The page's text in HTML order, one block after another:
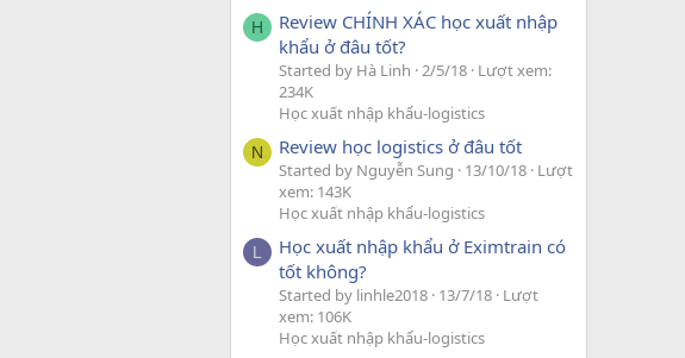
H
Review CHÍNH XÁC học xuất nhập
khẩu ở đâu tốt?
Started by Hà Linh 2/5/18 Lượt xem:
234K
Học xuất nhập khẩu-logistics
N Review học logistics ở đâu tốt
Started by Nguyễn Sung 13/10/18 Lượt
xem: 143K
Học xuất nhập khẩu-logistics
L
Học xuất nhập khẩu ở Eximtrain có
tốt không?
Started by linhle2018 13/7/18 Lượt
xem: 106K
Học xuất nhập khẩu-logistics